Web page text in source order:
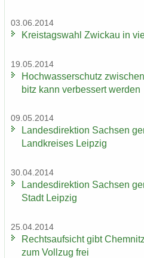
03.06.2014
Kreis­tags­wahl Zwi­ckau in
19.05.2014
Hoch­was­ser­schutz
bitz kann ver­bes­sert wer­den
09.05.2014
Lan­des­di­rek­ti­on Sach­sen
Land­krei­ses Leip­zig
30.04.2014
Lan­des­di­rek­ti­on Sach­sen
Stadt Leip­zig
25.04.2014
Rechts­auf­sicht gibt
zum Voll­zug frei